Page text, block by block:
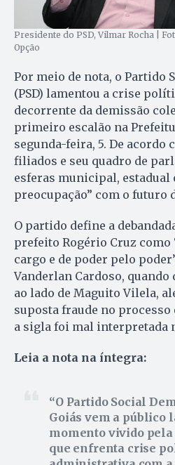
Presidente do PSD, Vilmar Rocha |
Opção
Por meio de nota, o Partido
(PSD) lamentou a crise
decorrente da demissão
primeiro escalão na
segunda-feira, 5. De acordo
filiados e seu quadro de
esferas municipal, estadual
preocupação” com o futuro
O partido define a
prefeito Rogério Cruz
cargo e de poder pelo
Vanderlan Cardoso,
ao lado de Maguito Vilela,
suposta fraude no processo
a sigla foi mal interpretada
Leia a nota na íntegra:
O Partido Social
Goiás vem a público
momento vivido pela
que enfrenta crise